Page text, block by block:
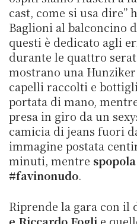
cast, come si usa dire”
Baglioni al balconcino
questi è dedicato agli
durante le quattro
mostrano una
capelli raccolti e
portata di mano,
presa in giro da un
camicia di jeans fuori
immagine postata
minuti, mentre
#favinonudo.
Riprende la gara con il
e Riccardo Fogli e